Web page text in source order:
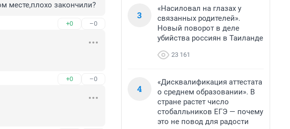
месте,плохо закончили?
+0 –0
+0 –0
3
«Насиловал на глазах у
связанных родителей».
Новый поворот в деле
убийства россиян в Таиланде
23 161
4
«Дисквалификация аттестата
о среднем образовании». В
стране растет число
стобалльников ЕГЭ — почему
это не повод для радости